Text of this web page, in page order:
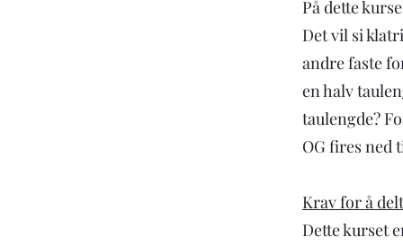
På dette
Det vil si
andre faste
en halv
taulengde?
OG fires ned
Krav for å
Dette kurset